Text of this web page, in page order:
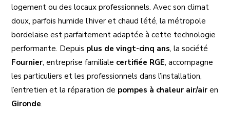
logement ou des locaux professionnels. Avec son climat
doux, parfois humide l’hiver et chaud l’été, la métropole
bordelaise est parfaitement adaptée à cette technologie
performante. Depuis plus de vingt-cinq ans, la société
Fournier, entreprise familiale certifiée RGE, accompagne
les particuliers et les professionnels dans l’installation,
l’entretien et la réparation de pompes à chaleur air/air en
Gironde.